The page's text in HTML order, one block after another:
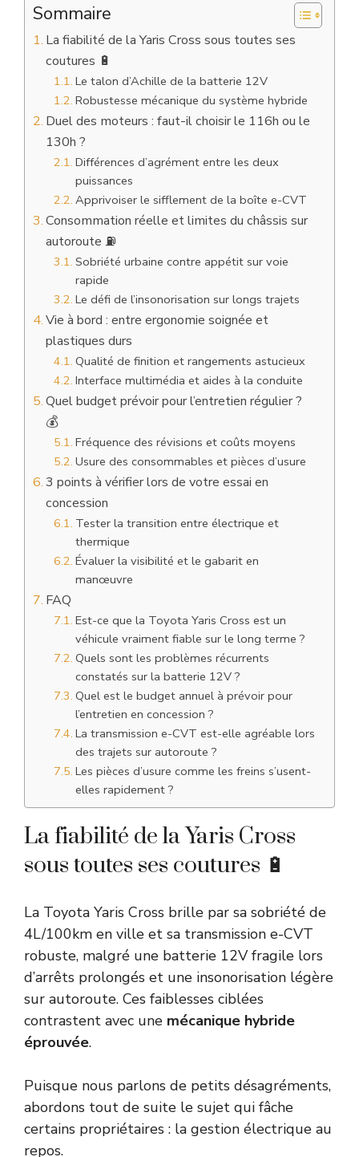
Sommaire
La fiabilité de la Yaris Cross sous toutes ses
coutures 🔋
Le talon d’Achille de la batterie 12V
Robustesse mécanique du système hybride
Duel des moteurs : faut-il choisir le 116h ou le
130h ?
Différences d’agrément entre les deux
puissances
Apprivoiser le sifflement de la boîte e-CVT
Consommation réelle et limites du châssis sur
autoroute ⛽
Sobriété urbaine contre appétit sur voie
rapide
Le défi de l’insonorisation sur longs trajets
Vie à bord : entre ergonomie soignée et
plastiques durs
Qualité de finition et rangements astucieux
Interface multimédia et aides à la conduite
Quel budget prévoir pour l’entretien régulier ?
💰
Fréquence des révisions et coûts moyens
Usure des consommables et pièces d’usure
3 points à vérifier lors de votre essai en
concession
Tester la transition entre électrique et
thermique
Évaluer la visibilité et le gabarit en
manœuvre
FAQ
Est-ce que la Toyota Yaris Cross est un
véhicule vraiment fiable sur le long terme ?
Quels sont les problèmes récurrents
constatés sur la batterie 12V ?
Quel est le budget annuel à prévoir pour
l’entretien en concession ?
La transmission e-CVT est-elle agréable lors
des trajets sur autoroute ?
Les pièces d’usure comme les freins s’usent-
elles rapidement ?
La fiabilité de la Yaris Cross
sous toutes ses coutures 🔋
La Toyota Yaris Cross brille par sa sobriété de
4L/100km en ville et sa transmission e-CVT
robuste, malgré une batterie 12V fragile lors
d’arrêts prolongés et une insonorisation légère
sur autoroute. Ces faiblesses ciblées
contrastent avec une mécanique hybride
éprouvée.
Puisque nous parlons de petits désagréments,
abordons tout de suite le sujet qui fâche
certains propriétaires : la gestion électrique au
repos.